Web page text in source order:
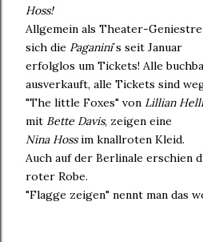
Hoss!
Allgemein als Theater-
sich die Paganini´s seit Januar
erfolglos um Tickets! Alle
ausverkauft, alle Tickets sind
"The little Foxes" von Lillian
mit Bette Davis, zeigen eine
Nina Hossim knallroten Kleid.
Auch auf der Berlinale erschien
roter Robe.
"Flagge zeigen" nennt man das